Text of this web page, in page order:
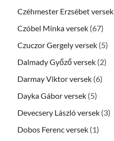
Czéhmester Erzsébet versek
Czóbel Minka versek (67)
Czuczor Gergely versek (5)
Dalmady Győző versek (2)
Darmay Viktor versek (6)
Dayka Gábor versek (5)
Devecsery László versek (3)
Dobos Ferenc versek (1)